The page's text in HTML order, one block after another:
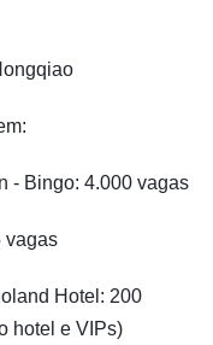
- Bingo: 4.000 vagas
vagas
Hotel: 200
hotel e VIPs)